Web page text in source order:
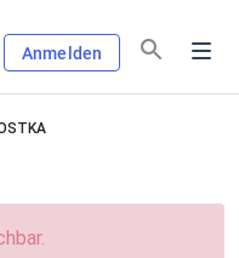
Anmelden